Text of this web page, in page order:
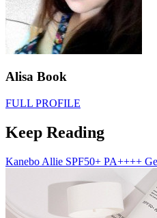
Alisa Book
FULL PROFILE
Keep Reading
Kanebo Allie SPF50+ PA++++